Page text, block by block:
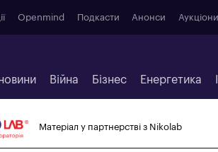
Openmind Подкасти Анонси Аукціони
Війна Бізнес Енергетика
Матеріал у партнерстві з Nikolab